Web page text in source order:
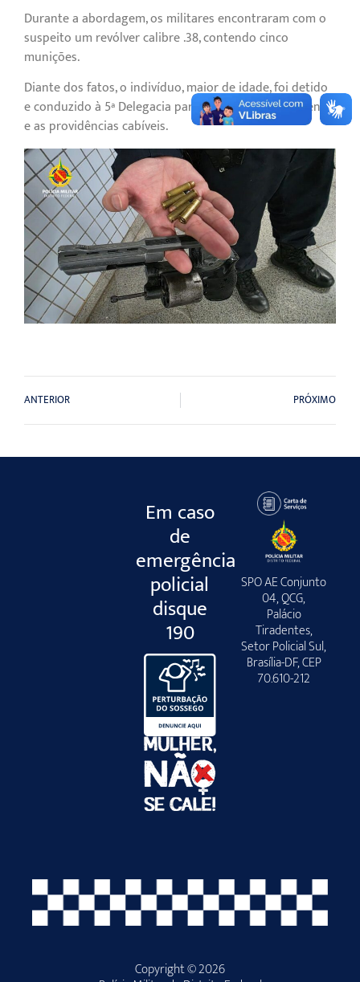
Durante a abordagem, os militares encontraram com o
suspeito um revólver calibre .38, contendo cinco
munições.
Diante dos fatos, o indivíduo, maior de idade, foi detido
e conduzido à 5ª Delegacia para o registro da ocorrência
e as providências cabíveis.
ANTERIOR PRÓXIMO
Em caso
de
emergência
policial
disque
190
SPO AE Conjunto
04, QCG,
Palácio
Tiradentes,
Setor Policial Sul,
Brasília-DF, CEP
70.610-212
Copyright © 2026